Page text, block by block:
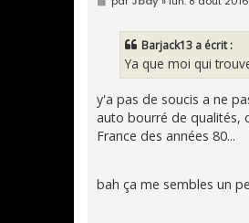
e
Barjack13 a écrit :
Ya que moi qui
y'a pas de soucis a ne
auto bourré de qualités,
France des années 80...
bah ça me sembles un